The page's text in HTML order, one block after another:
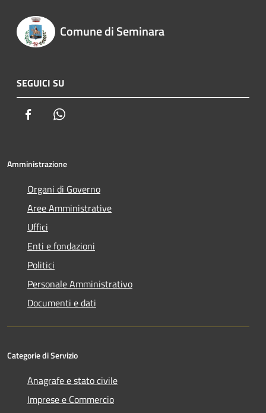
Comune di Seminara
SEGUICI SU
Facebook
Amministrazione
Organi di Governo
Aree Amministrative
Uffici
Enti e fondazioni
Politici
Personale Amministrativo
Documenti e dati
Categorie di Servizio
Anagrafe e stato civile
Imprese e Commercio